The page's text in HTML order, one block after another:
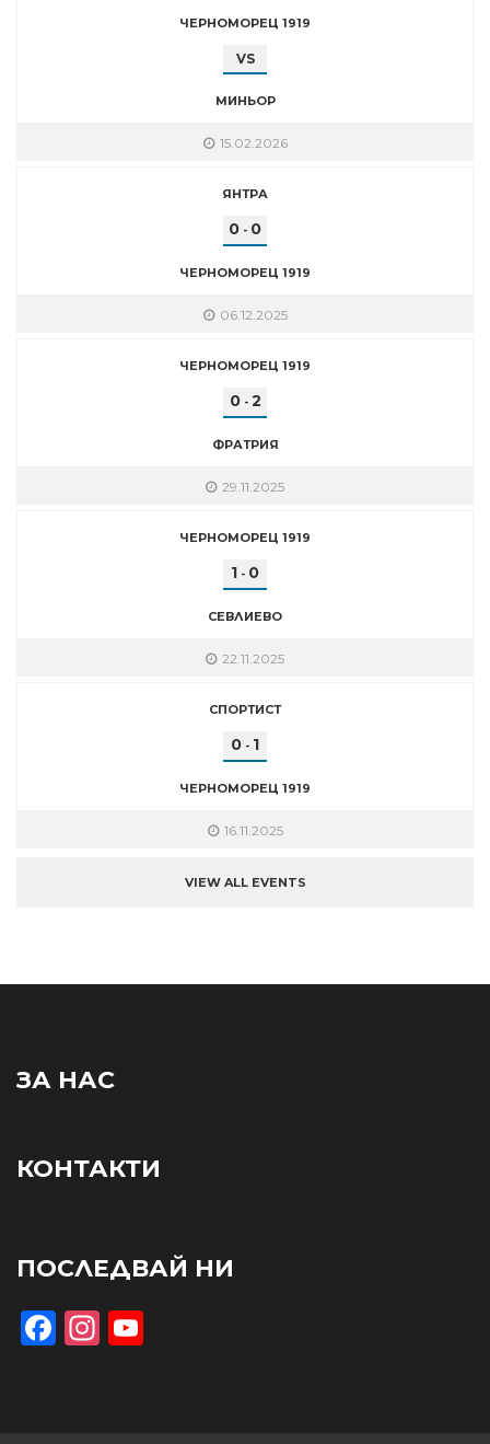
ЧЕРНОМОРЕЦ 1919
VS
МИНЬОР
15.02.2026
ЯНТРА
0 - 0
ЧЕРНОМОРЕЦ 1919
06.12.2025
ЧЕРНОМОРЕЦ 1919
0- 2
ФРАТРИЯ
29.11.2025
ЧЕРНОМОРЕЦ 1919
1 - 0
СЕВЛИЕВО
22.11.2025
СПОРТИСТ
0 - 1
ЧЕРНОМОРЕЦ 1919
16.11.2025
VIEW ALL EVENTS
ЗА НАС
КОНТАКТИ
ПОСЛЕДВАЙ НИ
Facebook
Instagram